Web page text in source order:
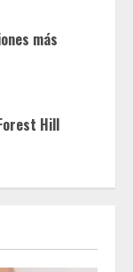
más
Hill